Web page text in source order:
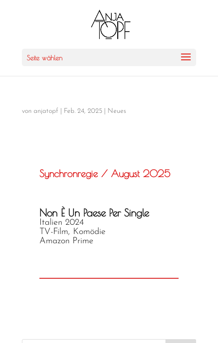
Seite wählen
von anjatopf Feb. 24, 2025| Neues
Synchronregie / August 2025
Non È Un Paese Per Single
Italien 2024
TV-Film, Komödie
Amazon Prime